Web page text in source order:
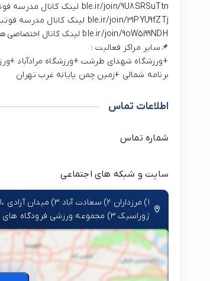
ble.ir/join/9U8SRSuTtn لینک کانال مدرسه فوتبال سازمان برنامه
ble.ir/join/31PYU9fZTj لینک کانال مدرسه فوتبال سعادت آباد
📌سایر مراکز فعالیت :
+ورزشگاه شهدای طرشت +ورزشگاه مرادآباد
برنامه شمالی +زمین چمن پایانه غرب تهران
اطلاعات تماس
شماره تماس
سایت و شبکه های اجتماعی
ژوراسیک ۳) مجموعه ورزشی فرودگاه های کشور